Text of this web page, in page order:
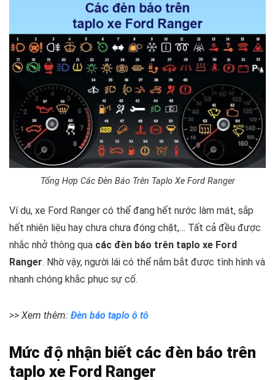
Tổng Hợp Các Đèn Báo Trên Taplo Xe Ford Ranger
Ví dụ, xe Ford Ranger có thể đang hết nước làm mát, sắp
hết nhiên liệu hay chưa chưa đóng chặt,… Tất cả đều được
nhắc nhở thông qua các đèn báo trên taplo xe Ford
Ranger. Nhờ vậy, người lái có thể nắm bắt được tình hình và
nhanh chóng khắc phục sự cố.
>> Xem thêm: Đèn báo taplo ô tô
Mức độ nhận biết các đèn báo trên
taplo xe Ford Ranger